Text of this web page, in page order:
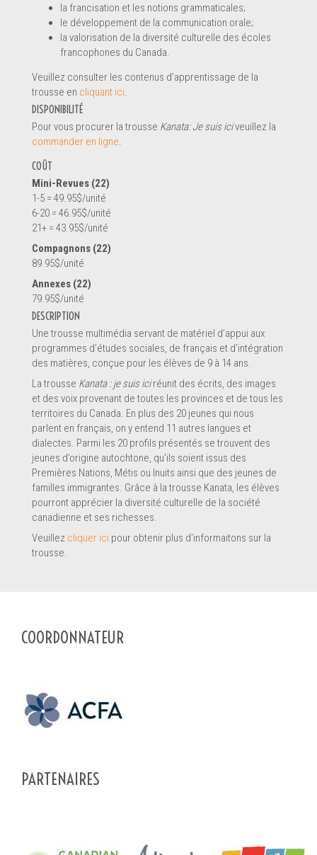
Message *
En soumettant ce formulaire, vous envoyez un message
soumises sont complètes et permettront au pourvoyeur de
comprendre votre demande.
SOUMETTRE LE FORMULAIRE
la francisation et les notions grammaticales;
le développement de la communication orale;
la valorisation de la diversité culturelle des écoles
francophones du Canada.
Veuillez consulter les contenus d'apprentissage de la
trousse en cliquant ici.
DISPONIBILITÉ
Pour vous procurer la trousse Kanata: Je suis iciveuillez la
commander en ligne.
COÛT
Mini-Revues (22)
1-5 = 49.95$/unité
6-20 = 46.95$/unité
21+ = 43.95$/unité
Compagnons (22)
89.95$/unité
Annexes (22)
79.95$/unité
DESCRIPTION
Une trousse multimédia servant de matériel d’appui aux
programmes d’études sociales, de français et d’intégration
des matières, conçue pour les élèves de 9 à 14 ans.
La trousse Kanata : je suis iciréunit des écrits, des images
et des voix provenant de toutes les provinces et de tous les
territoires du Canada. En plus des 20 jeunes qui nous
parlent en français, on y entend 11 autres langues et
dialectes. Parmi les 20 profils présentés se trouvent des
jeunes d’origine autochtone, qu’ils soient issus des
Premières Nations, Métis ou Inuits ainsi que des jeunes de
familles immigrantes. Grâce à la trousse Kanata, les élèves
pourront apprécier la diversité culturelle de la société
canadienne et ses richesses.
Veuillez cliquer ici pour obtenir plus d'informaitons sur la
trousse.
COORDONNATEUR
PARTENAIRES